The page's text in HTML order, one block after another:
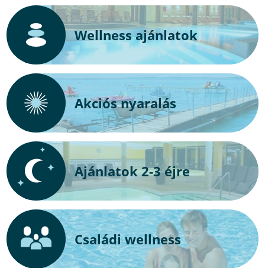
Wellness ajánlatok
Akciós nyaralás
Ajánlatok 2-3 éjre
Családi wellness